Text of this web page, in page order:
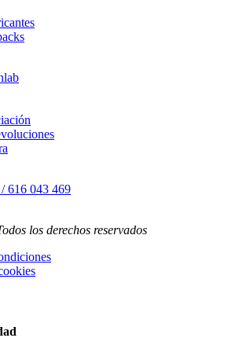
616 043 469
los derechos reservados